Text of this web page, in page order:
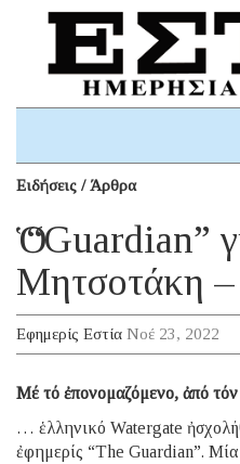
Ειδήσεις / Άρθρα
Ὁ “Guardian”
Μητσοτάκη
Εφημερίς Εστία Νοέ 23, 2022
Μέ τό ἐπονομαζόμενο, ἀπό
… ἑλληνικό Watergate
ἐφημερίς “The Guardian”. Μία